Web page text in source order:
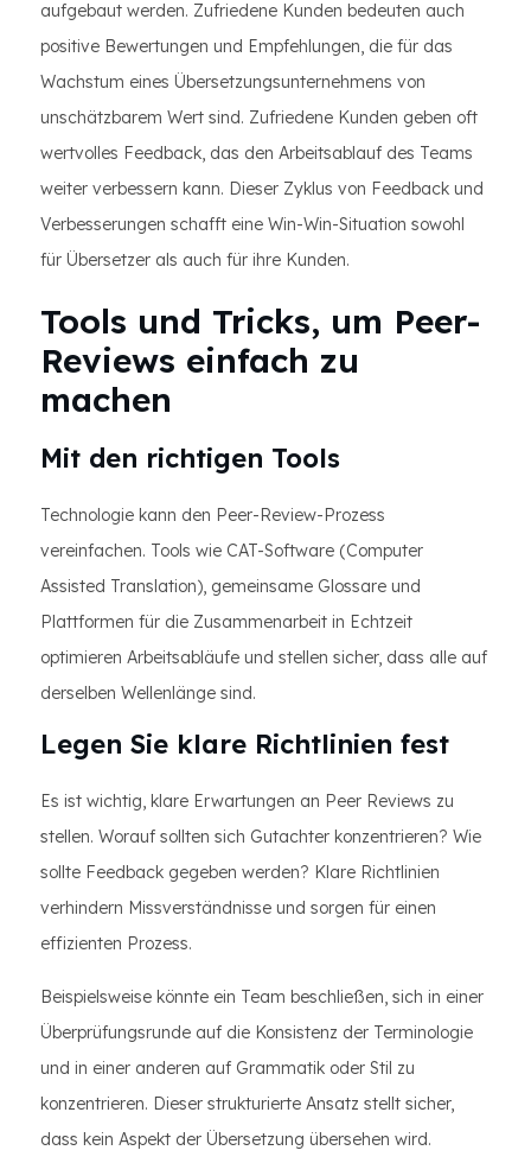
aufgebaut werden. Zufriedene Kunden bedeuten auch
positive Bewertungen und Empfehlungen, die für das
Wachstum eines Übersetzungsunternehmens von
unschätzbarem Wert sind. Zufriedene Kunden geben oft
wertvolles Feedback, das den Arbeitsablauf des Teams
weiter verbessern kann. Dieser Zyklus von Feedback und
Verbesserungen schafft eine Win-Win-Situation sowohl
für Übersetzer als auch für ihre Kunden.
Tools und Tricks, um Peer-
Reviews einfach zu
machen
Mit den richtigen Tools
Technologie kann den Peer-Review-Prozess
vereinfachen. Tools wie CAT-Software (Computer
Assisted Translation), gemeinsame Glossare und
Plattformen für die Zusammenarbeit in Echtzeit
optimieren Arbeitsabläufe und stellen sicher, dass alle auf
derselben Wellenlänge sind.
Legen Sie klare Richtlinien fest
Es ist wichtig, klare Erwartungen an Peer Reviews zu
stellen. Worauf sollten sich Gutachter konzentrieren? Wie
sollte Feedback gegeben werden? Klare Richtlinien
verhindern Missverständnisse und sorgen für einen
effizienten Prozess.
Beispielsweise könnte ein Team beschließen, sich in einer
Überprüfungsrunde auf die Konsistenz der Terminologie
und in einer anderen auf Grammatik oder Stil zu
konzentrieren. Dieser strukturierte Ansatz stellt sicher,
dass kein Aspekt der Übersetzung übersehen wird.